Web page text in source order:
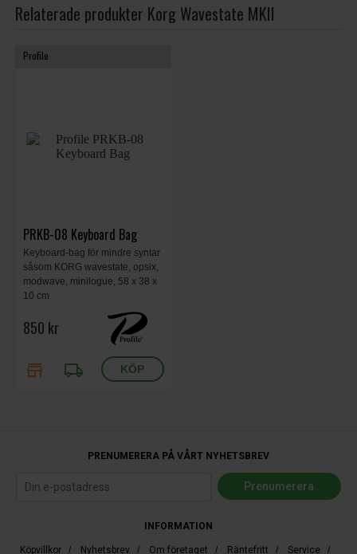
Relaterade produkter Korg Wavestate MKII
Profile
PRKB-08 Keyboard Bag
Keyboard-bag för mindre syntar
såsom KORG wavestate, opsix,
modwave, minilogue, 58 x 38 x
10 cm
850 kr
store local_shipping
PRENUMERERA PÅ VÅRT NYHETSBREV
INFORMATION
Köpvillkor / Nyhetsbrev / Om företaget / Räntefritt / Service /